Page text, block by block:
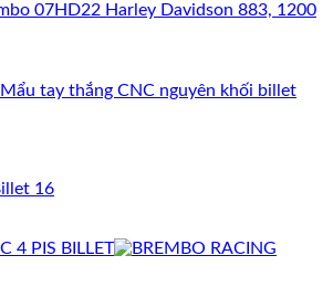
07HD22 Harley Davidson 883, 1200
16